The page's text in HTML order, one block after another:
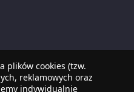
plików cookies (tzw.
reklamowych oraz
indywidualnie